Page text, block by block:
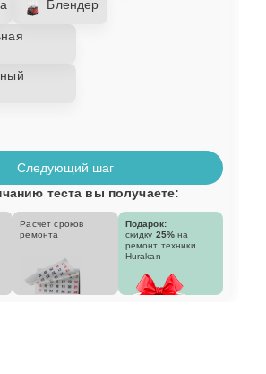
Блендер
Следующий шаг
теста вы получаете:
Расчет сроков
ремонта
Подарок:
скидку 25% на
ремонт техники
Hurakan